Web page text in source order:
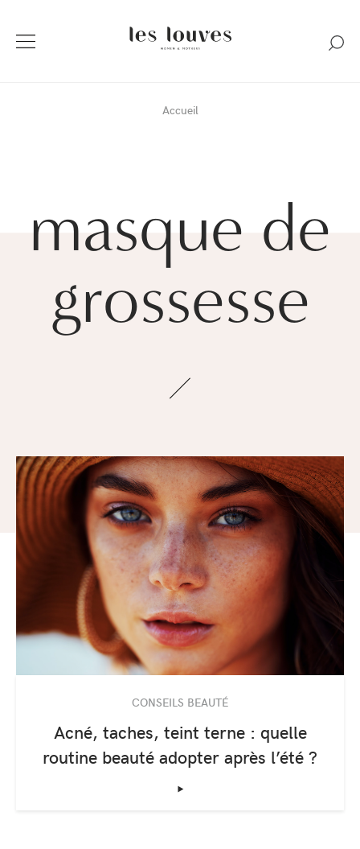
Accueil
masque de
grossesse
CONSEILS BEAUTÉ
Acné, taches, teint terne : quelle
routine beauté adopter après l’été ?
‣